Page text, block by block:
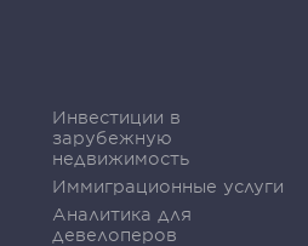
Инвестиции в
зарубежную
недвижимость
Иммиграционные услуги
Аналитика для
девелоперов